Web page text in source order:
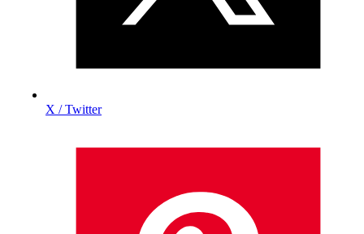
X / Twitter